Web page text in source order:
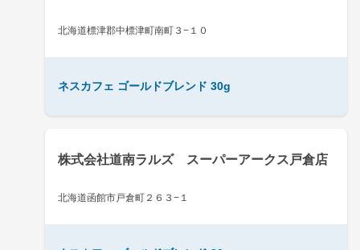
北海道標津郡中標津町南町３−１０
ネスカフェ ゴールドブレンド 30g
株式会社道南ラルズ スーパーアークス戸倉店
北海道函館市戸倉町２６３−１